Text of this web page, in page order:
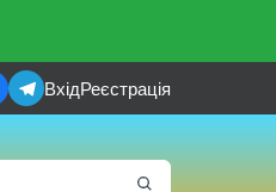
ВхідРеєстрація